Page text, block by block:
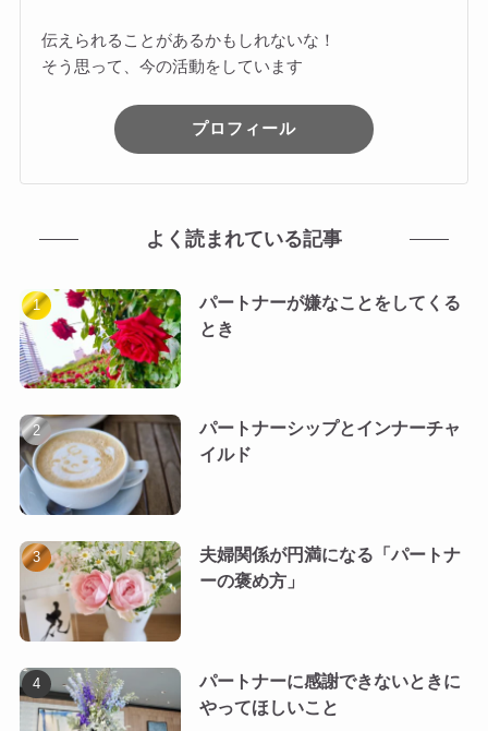
伝えられることがあるかもしれないな！
そう思って、今の活動をしています
プロフィール
よく読まれている記事
パートナーが嫌なことをしてくる
とき
パートナーシップとインナーチャ
イルド
夫婦関係が円満になる「パートナ
ーの褒め方」
パートナーに感謝できないときに
やってほしいこと